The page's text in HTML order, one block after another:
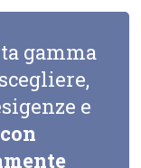
gamma
e